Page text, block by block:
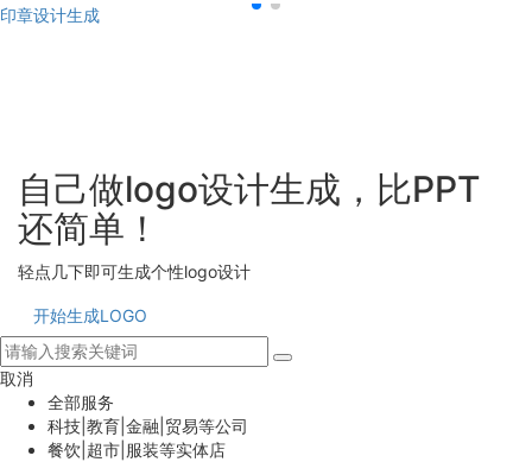
印章设计生成
自己做logo设计生成，比PPT
还简单！
轻点几下即可生成个性logo设计
开始生成LOGO
取消
全部服务
科技|教育|金融|贸易等公司
餐饮|超市|服装等实体店